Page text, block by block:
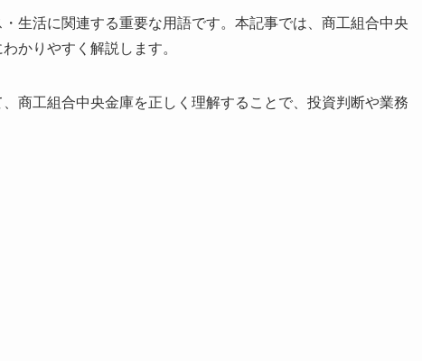
生活に関連する重要な用語です。本記事では、商工組合中央
かりやすく解説します。
商工組合中央金庫を正しく理解することで、投資判断や業務